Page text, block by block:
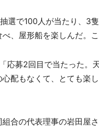
選で100人が当たり、3
、屋形船を楽しんだ。
応募2回目で当たった。
配もなくて、とても楽
合の代表理事の岩田屋